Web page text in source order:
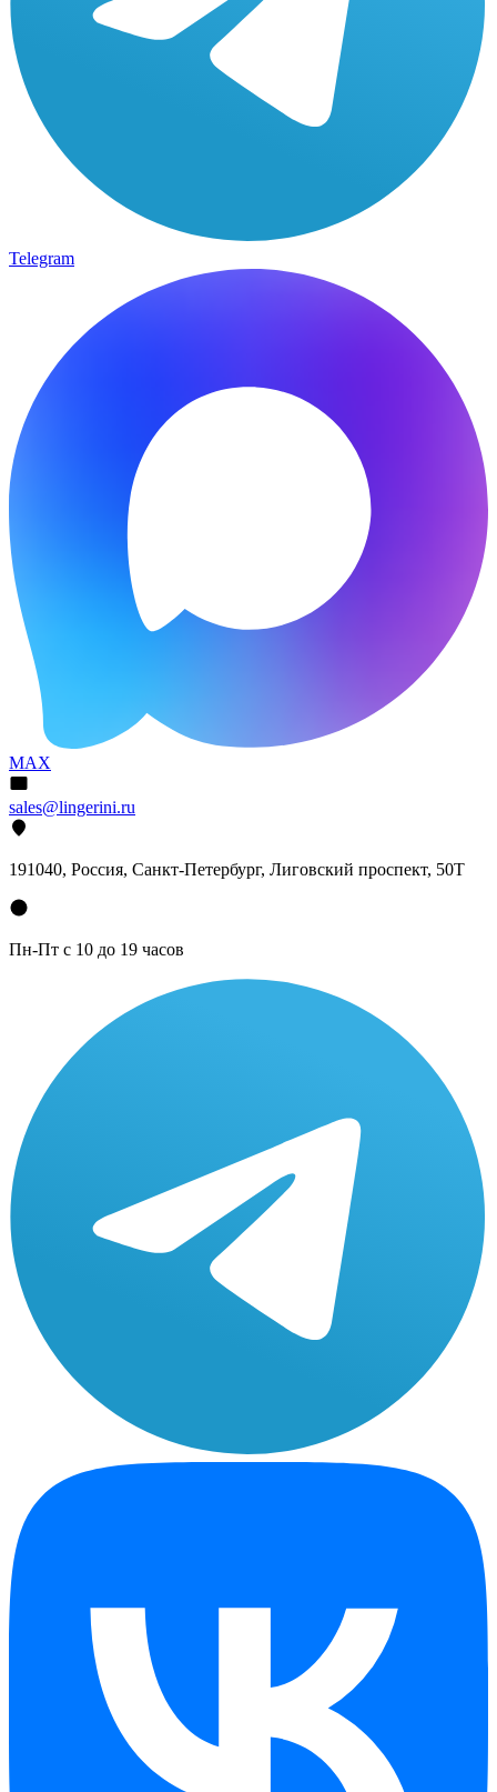
Telegram
MAX
sales@lingerini.ru
191040, Россия, Санкт-Петербург, Лиговский проспект, 50Т
Пн-Пт с 10 до 19 часов